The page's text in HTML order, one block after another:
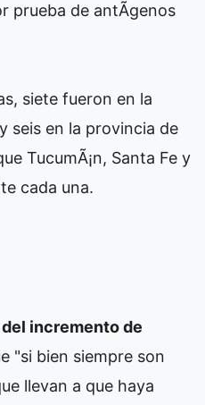
prueba de antÃ­genos
siete fueron en la
seis en la provincia de
TucumÃ¡n, Santa Fe y
cada una.
incremento de
"si bien siempre son
llevan a que haya